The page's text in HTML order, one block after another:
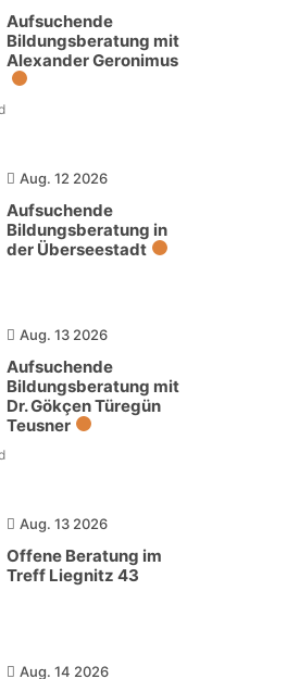
Aufsuchende
Bildungsberatung mit
Alexander Geronimus
Aug. 12 2026
Aufsuchende
Bildungsberatung in
der Überseestadt
Aug. 13 2026
Aufsuchende
Bildungsberatung mit
Dr. Gökçen Türegün
Teusner
Aug. 13 2026
Offene Beratung im
Treff Liegnitz 43
Aug. 14 2026